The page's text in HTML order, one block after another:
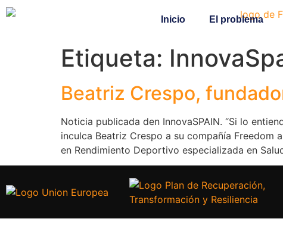
Inicio El problema
Etiqueta:
Beatriz Crespo,
Noticia publicada den InnovaSPAIN. “Si lo
inculca Beatriz Crespo a su compañía
en Rendimiento Deportivo especializada en